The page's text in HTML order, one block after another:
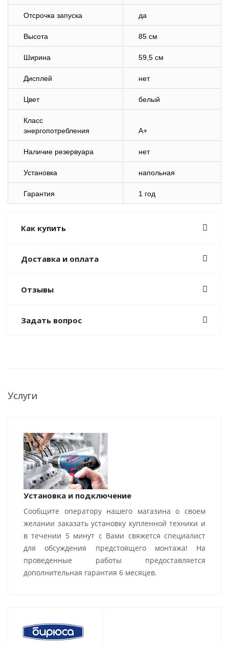
Отсрочка запуска да
Высота 85 см
Ширина 59,5 см
Дисплей нет
Цвет белый
Класс
энергопотребления
A+
Наличие резервуара нет
Установка напольная
Гарантия 1 год
Как купить
Доставка и оплата
Отзывы
Задать вопрос
Услуги
Установка и подключение
Сообщите оператору нашего магазина о своем
желании заказать установку купленной техники и
в течении 5 минут с Вами свяжется специалист
для обсуждения предстоящего монтажа! На
проведенные работы предоставляется
дополнительная гарантия 6 месяцев.